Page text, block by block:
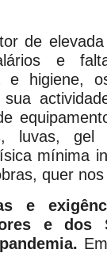
de
e
e higiene,
luvas,
mínima
quer
e
e dos